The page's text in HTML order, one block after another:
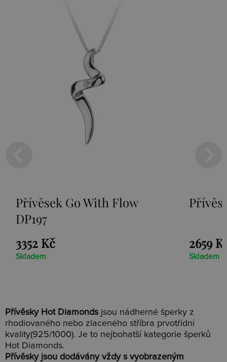
Go With Flow Přívěsek
Přívěsky Hot Diamonds jsou nádherné šperky z
rhodiovaného nebo zlaceného stříbra prvotřídní
kvality(925/1000). Je to nejbohatší kategorie šperků
Hot Diamonds.
Přívěsky jsou dodávány vždy s vyobrazeným